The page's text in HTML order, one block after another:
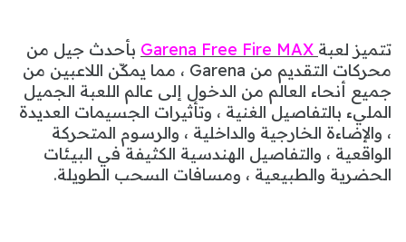
تتميز لعبة
بأحدث جيل من
محركات التقديم من Garena ، مما يمكّن اللاعبين من
جميع أنحاء العالم من الدخول إلى عالم اللعبة الجميل
المليء بالتفاصيل الغنية ، وتأثيرات الجسيمات العديدة
، والإضاءة الخارجية والداخلية ، والرسوم المتحركة
الواقعية ، والتفاصيل الهندسية الكثيفة في البيئات
الحضرية والطبيعية ، ومسافات السحب الطويلة.